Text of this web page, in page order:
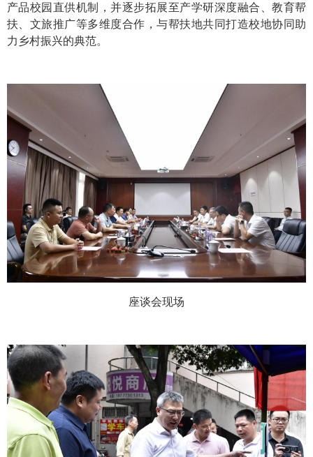
产品校园直供机制，并逐步拓展至产学研深度融合、教育帮
扶、文旅推广等多维度合作，与帮扶地共同打造校地协同助
力乡村振兴的典范。
座谈会现场